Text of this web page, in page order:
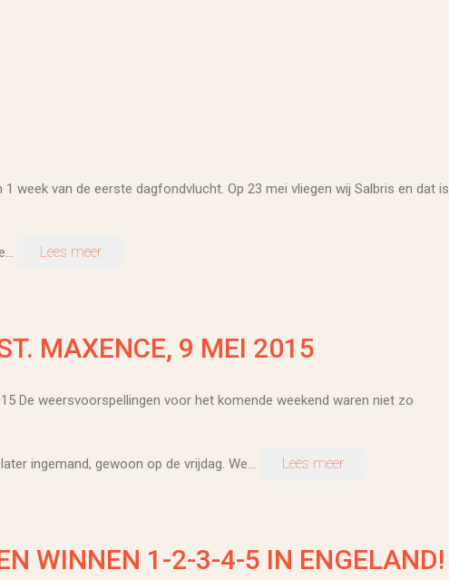
week van de eerste dagfondvlucht. Op 23 mei vliegen wij Salbris en dat is
Lees meer
MAXENCE, 9 MEI 2015
De weersvoorspellingen voor het komende weekend waren niet zo
ingemand, gewoon op de vrijdag. We... Lees meer
WINNEN 1-2-3-4-5 IN ENGELAND!